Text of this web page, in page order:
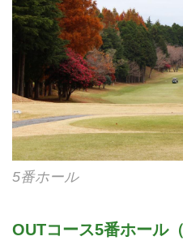
5番ホール
OUTコース5番ホール